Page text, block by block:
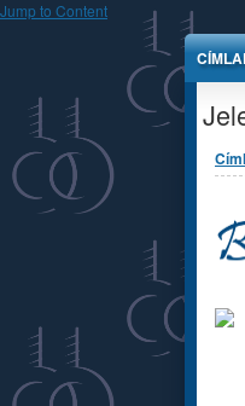
Jump to Content